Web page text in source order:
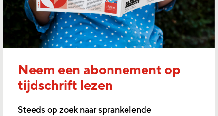
Neem een abonnement op
tijdschrift lezen
Steeds op zoek naar sprankelende